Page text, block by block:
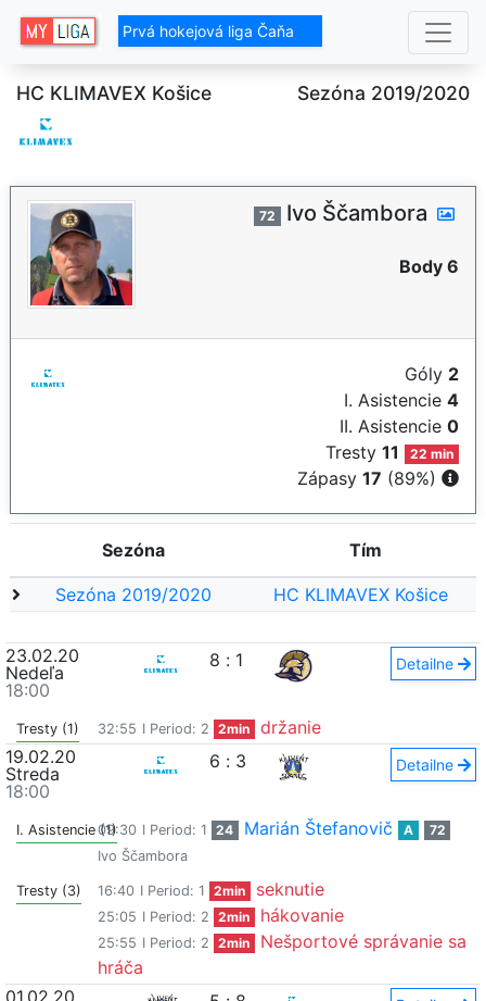
Prvá hokejová liga Čaňa
HC KLIMAVEX Košice Sezóna 2019/2020
72 Ivo Ščambora
Body 6
Góly 2
I. Asistencie 4
II. Asistencie 0
Tresty11 22 min
Zápasy 17 (89%)
Sezóna Tím
Sezóna 2019/2020 HC KLIMAVEX Košice
23.02.20
Nedeľa
18:00
8 : 1 Detailne
Tresty (1) 32:55 I Period: 2 2min
držanie
19.02.20
Streda
18:00
6 : 3 Detailne
I. Asistencie (1)09:30 I Period: 1 24 Marián Štefanovič A
72
Ivo Ščambora
Tresty (3) 16:40 I Period: 1 2min seknutie
25:05 I Period: 2 2min hákovanie
25:55 I Period: 2 2min
Nešportové správanie sa
hráča
01.02.20